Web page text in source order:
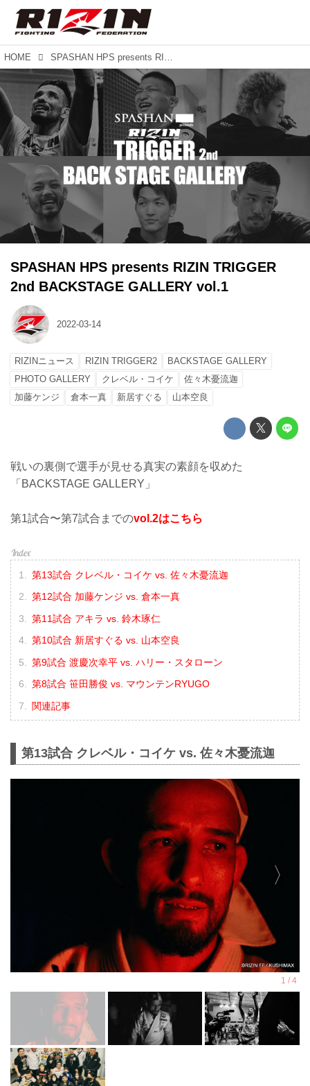
HOME SPASHAN HPS presents RIZIN TRIGGER 2nd BACKSTAGE GALLERY vol.1
SPASHAN HPS presents RIZIN TRIGGER
2nd BACKSTAGE GALLERY vol.1
2022-03-14
RIZINニュース RIZIN TRIGGER2
BACKSTAGE GALLERY
PHOTO GALLERY
クレベル・コイケ
佐々木憂流迦
加藤ケンジ
倉本一真 新居すぐる 山本空良
戦いの裏側で選手が見せる真実の素顔を収めた
「BACKSTAGE GALLERY」
第1試合〜第7試合までのvol.2はこちら
第13試合 クレベル・コイケ vs. 佐々木憂流迦
第12試合 加藤ケンジ vs. 倉本一真
第11試合 アキラ vs. 鈴木琢仁
第10試合 新居すぐる vs. 山本空良
第9試合 渡慶次幸平 vs. ハリー・スタローン
第8試合 笹田勝俊 vs. マウンテンRYUGO
関連記事
第13試合 クレベル・コイケ vs. 佐々木憂流迦